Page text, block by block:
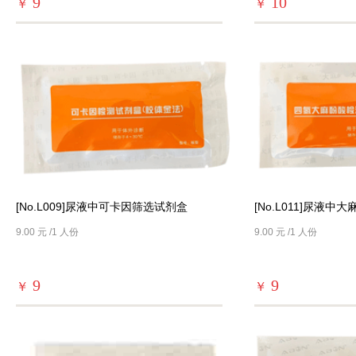
￥ ￥
[No.L009]尿液中可卡因筛选试剂盒
9.00 元 /1 人份
￥ 9
[No.L011]尿液中大
9.00 元 /1 人份
￥ 9